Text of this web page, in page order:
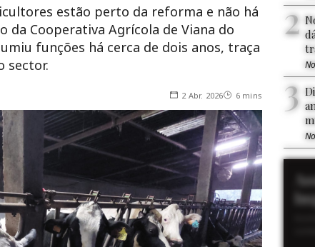
estão perto da reforma e não há
da Cooperativa Agrícola de Viana do
funções há cerca de dois anos, traça
sector.
2 Abr. 2026 6 mins